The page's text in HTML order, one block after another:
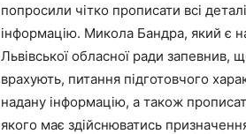
попросили чітко прописати всі
інформацію. Микола Бандра, який є
Львівської обласної ради запевнив,
врахують, питання підготовчого
надану інформацію, а також
якого має здійснюватись